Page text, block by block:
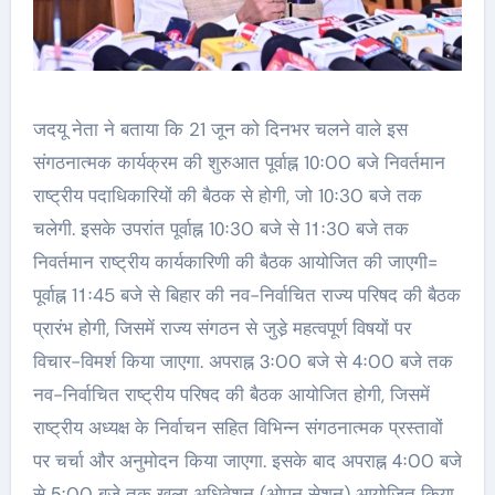
जदयू नेता ने बताया कि 21 जून को दिनभर चलने वाले इस
संगठनात्मक कार्यक्रम की शुरुआत पूर्वाह्न 10ः00 बजे निवर्तमान
राष्ट्रीय पदाधिकारियों की बैठक से होगी, जो 10ः30 बजे तक
चलेगी. इसके उपरांत पूर्वाह्न 10ः30 बजे से 11ः30 बजे तक
निवर्तमान राष्ट्रीय कार्यकारिणी की बैठक आयोजित की जाएगी=
पूर्वाह्न 11ः45 बजे से बिहार की नव-निर्वाचित राज्य परिषद की बैठक
प्रारंभ होगी, जिसमें राज्य संगठन से जुडे़ महत्वपूर्ण विषयों पर
विचार-विमर्श किया जाएगा. अपराह्न 3ः00 बजे से 4ः00 बजे तक
नव-निर्वाचित राष्ट्रीय परिषद की बैठक आयोजित होगी, जिसमें
राष्ट्रीय अध्यक्ष के निर्वाचन सहित विभिन्न संगठनात्मक प्रस्तावों
पर चर्चा और अनुमोदन किया जाएगा. इसके बाद अपराह्न 4ः00 बजे